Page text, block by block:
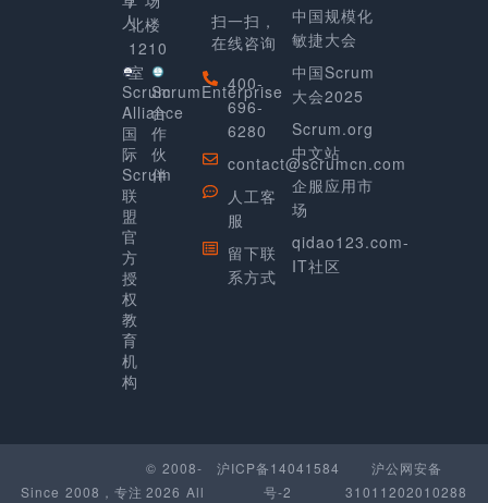
北楼
1210
室
人
Scrum
Alliance
国
际
Scrum
联
盟
官
方
授
权
教
育
机
构
ScrumEnterprise
合
作
伙
伴
扫一扫，
在线咨询
400-
696-
6280
contact@scrumcn.com
人工客
服
留下联
系方式
中国规模化
敏捷大会
中国Scrum
大会2025
Scrum.org
中文站
企服应用市
场
qidao123.com-
IT社区
Since 2008，专注
© 2008-
2026 All
沪ICP备14041584
号-2
沪公网安备
31011202010288